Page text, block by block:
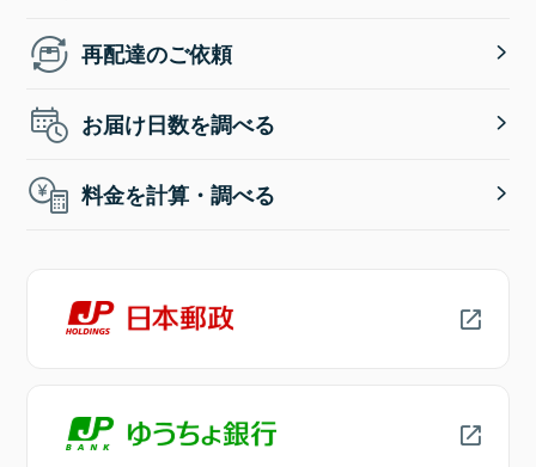
再配達のご依頼
お届け日数を調べる
料金を計算・調べる